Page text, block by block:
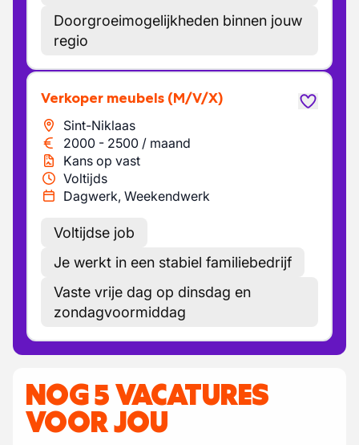
Doorgroeimogelijkheden binnen jouw
regio
Verkoper meubels (M/V/X)
Sint-Niklaas
2000 - 2500 / maand
Kans op vast
Voltijds
Dagwerk, Weekendwerk
Voltijdse job
Je werkt in een stabiel familiebedrijf
Vaste vrije dag op dinsdag en
zondagvoormiddag
NOG 5 VACATURES
VOOR JOU